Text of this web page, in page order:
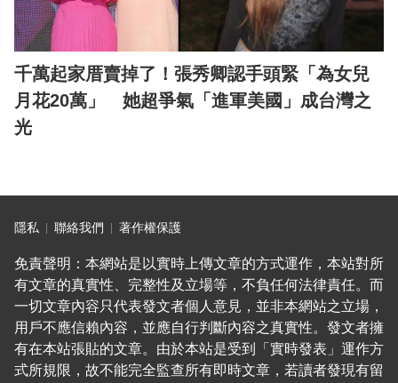
千萬起家厝賣掉了！張秀卿認手頭緊「為女兒
月花20萬」 她超爭氣「進軍美國」成台灣之
光
隱私 聯絡我們 著作權保護
免責聲明：本網站是以實時上傳文章的方式運作，本站對所
有文章的真實性、完整性及立場等，不負任何法律責任。而
一切文章內容只代表發文者個人意見，並非本網站之立場，
用戶不應信賴內容，並應自行判斷內容之真實性。發文者擁
有在本站張貼的文章。由於本站是受到「實時發表」運作方
式所規限，故不能完全監查所有即時文章，若讀者發現有留